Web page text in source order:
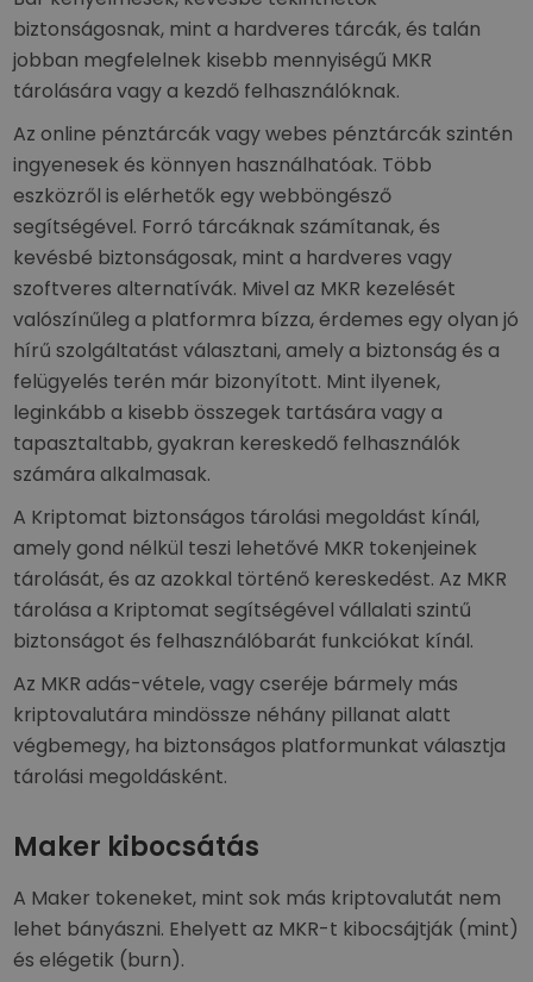
biztonságosnak, mint a hardveres tárcák, és talán
jobban megfelelnek kisebb mennyiségű MKR
tárolására vagy a kezdő felhasználóknak.
Az online pénztárcák vagy webes pénztárcák szintén
ingyenesek és könnyen használhatóak. Több
eszközről is elérhetők egy webböngésző
segítségével. Forró tárcáknak számítanak, és
kevésbé biztonságosak, mint a hardveres vagy
szoftveres alternatívák. Mivel az MKR kezelését
valószínűleg a platformra bízza, érdemes egy olyan jó
hírű szolgáltatást választani, amely a biztonság és a
felügyelés terén már bizonyított. Mint ilyenek,
leginkább a kisebb összegek tartására vagy a
tapasztaltabb, gyakran kereskedő felhasználók
számára alkalmasak.
A Kriptomat biztonságos tárolási megoldást kínál,
amely gond nélkül teszi lehetővé MKR tokenjeinek
tárolását, és az azokkal történő kereskedést. Az MKR
tárolása a Kriptomat segítségével vállalati szintű
biztonságot és felhasználóbarát funkciókat kínál.
Az MKR adás-vétele, vagy cseréje bármely más
kriptovalutára mindössze néhány pillanat alatt
végbemegy, ha biztonságos platformunkat választja
tárolási megoldásként.
Maker kibocsátás
A Maker tokeneket, mint sok más kriptovalutát nem
lehet bányászni. Ehelyett az MKR-t kibocsájtják (mint)
és elégetik (burn).